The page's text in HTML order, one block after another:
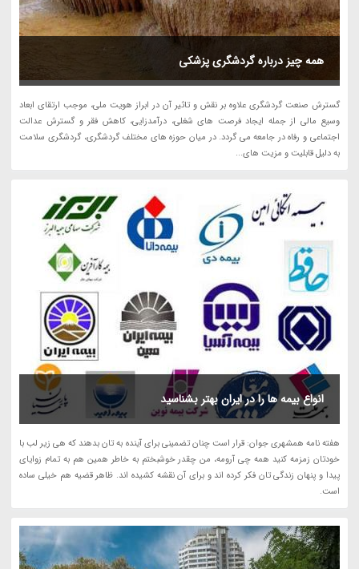
همه چیز درباره گردشگری پزشکی
گسترش صنعت گردشگری علاوه بر نقش و تاثیر آن در ابراز هویت ملی، موجب ارتقای ابعاد
وسیع مالی از جمله ایجاد فرصت های شغلی، درآمدزایی، کاهش فقر و گسترش عدالت
اجتماعی و رفاه در جامعه می گردد. در ﻣﯿﺎن ﺣﻮزه ﻫﺎی ﻣﺨﺘﻠﻒ ﮔﺮدﺷﮕﺮی، ﮔﺮدﺷﮕﺮی ﺳﻼﻣﺖ
ﺑﻪ دﻟﯿﻞ ﻗﺎﺑﻠﯿﺖ و ﻣﺰﯾﺖ ﻫﺎی...
انواع بیمه ها را در ایران بهتر بشناسید
هفته نامه همشهری جوان: قرار است چنان تضمینی برای آینده به تان بدهند که هی زیر لب با
خودتان زمزمه کنید همه چی آرومه، من چقدر خوشبختم به خاطر همین هم به تمام زوایای
پیدا و پنهان زندگی تان فکر کرده اند و برای آن نقشه کشیده اند. ظاهر قضیه هم خیلی ساده
است.